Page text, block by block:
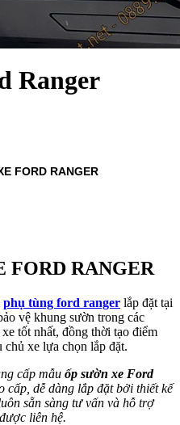
Ranger
FORD RANGER
FORD RANGER
phụ tùng ford ranger lắp đặt tại
vệ khung sườn trong các
tốt nhất, đồng thời tạo điểm
xe lựa chọn lắp đặt.
cấp mẫu ốp sườn xe Ford
dễ dàng lắp đặt bởi thiết kế
sẵn sàng tư vấn và hỗ trợ
liên hệ.